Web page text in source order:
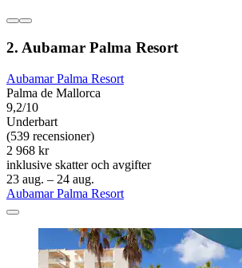
2. Aubamar Palma Resort
Aubamar Palma Resort
Palma de Mallorca
9,2/10
Underbart
(539 recensioner)
2 968 kr
inklusive skatter och avgifter
23 aug. – 24 aug.
Aubamar Palma Resort